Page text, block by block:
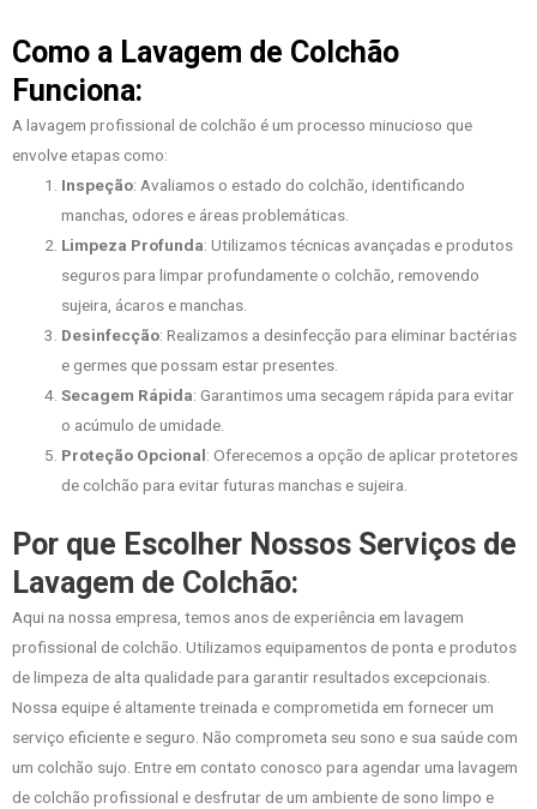
Como a Lavagem de Colchão
Funciona:
A lavagem profissional de colchão é um processo minucioso que
envolve etapas como:
Inspeção: Avaliamos o estado do colchão, identificando
manchas, odores e áreas problemáticas.
Limpeza Profunda: Utilizamos técnicas avançadas e produtos
seguros para limpar profundamente o colchão, removendo
sujeira, ácaros e manchas.
Desinfecção: Realizamos a desinfecção para eliminar bactérias
e germes que possam estar presentes.
Secagem Rápida: Garantimos uma secagem rápida para evitar
o acúmulo de umidade.
Proteção Opcional: Oferecemos a opção de aplicar protetores
de colchão para evitar futuras manchas e sujeira.
Por que Escolher Nossos Serviços de
Lavagem de Colchão:
Aqui na nossa empresa, temos anos de experiência em lavagem
profissional de colchão. Utilizamos equipamentos de ponta e produtos
de limpeza de alta qualidade para garantir resultados excepcionais.
Nossa equipe é altamente treinada e comprometida em fornecer um
serviço eficiente e seguro. Não comprometa seu sono e sua saúde com
um colchão sujo. Entre em contato conosco para agendar uma lavagem
de colchão profissional e desfrutar de um ambiente de sono limpo e